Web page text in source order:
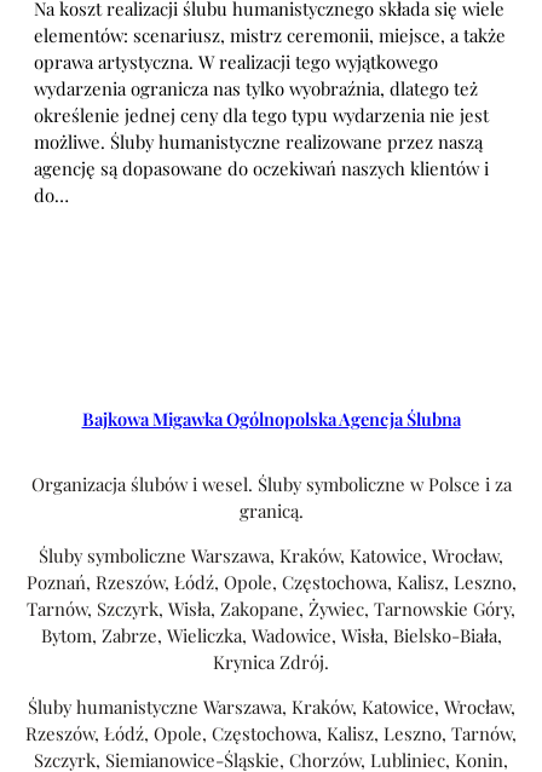
Na koszt realizacji ślubu humanistycznego składa się wiele
elementów: scenariusz, mistrz ceremonii, miejsce, a także
oprawa artystyczna. W realizacji tego wyjątkowego
wydarzenia ogranicza nas tylko wyobraźnia, dlatego też
określenie jednej ceny dla tego typu wydarzenia nie jest
możliwe. Śluby humanistyczne realizowane przez naszą
agencję są dopasowane do oczekiwań naszych klientów i
do…
Bajkowa Migawka Ogólnopolska Agencja Ślubna
Organizacja ślubów i wesel. Śluby symboliczne w Polsce i za
granicą.
Śluby symboliczne Warszawa, Kraków, Katowice, Wrocław,
Poznań, Rzeszów, Łódź, Opole, Częstochowa, Kalisz, Leszno,
Tarnów, Szczyrk, Wisła, Zakopane, Żywiec, Tarnowskie Góry,
Bytom, Zabrze, Wieliczka, Wadowice, Wisła, Bielsko-Biała,
Krynica Zdrój.
Śluby humanistyczne Warszawa, Kraków, Katowice, Wrocław,
Rzeszów, Łódź, Opole, Częstochowa, Kalisz, Leszno, Tarnów,
Szczyrk, Siemianowice-Śląskie, Chorzów, Lubliniec, Konin,